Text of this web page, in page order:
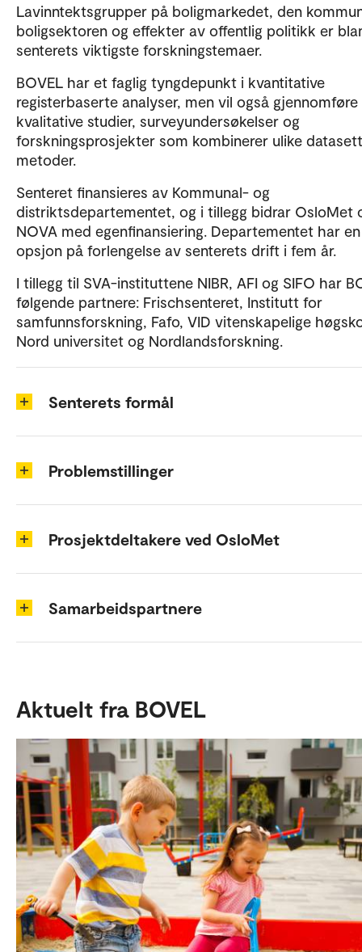
Lavinntektsgrupper på boligmarkedet, den
boligsektoren og effekter av offentlig politikk er
senterets viktigste forskningstemaer.
BOVEL har et faglig tyngdepunkt i kvantitative
registerbaserte analyser, men vil også gjennomføre
kvalitative studier, surveyundersøkelser og
forskningsprosjekter som kombinerer ulike
metoder.
Senteret finansieres av Kommunal- og
distriktsdepartementet, og i tillegg bidrar OsloMet
NOVA med egenfinansiering. Departementet har en
opsjon på forlengelse av senterets drift i fem år.
I tillegg til SVA-instituttene NIBR, AFI og SIFO har
følgende partnere: Frischsenteret, Institutt for
samfunnsforskning, Fafo, VID vitenskapelige
Nord universitet og Nordlandsforskning.
Senterets formål
Problemstillinger
Prosjektdeltakere ved OsloMet
Samarbeidspartnere
Aktuelt fra BOVEL